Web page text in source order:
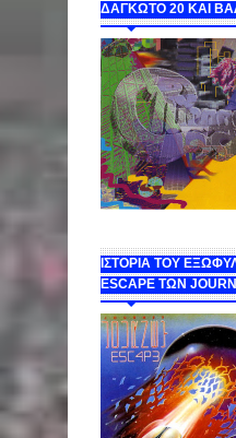
ΔΑΓΚΩΤΟ 20 ΚΑΙ
ΙΣΤΟΡΙΑ ΤΟΥ
ESCAPE ΤΩΝ